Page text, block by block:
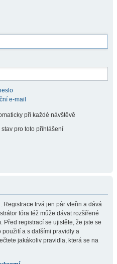
e-mail
při každé návštěvě
pro toto přihlášení
Registrace trvá jen pár vteřin a dává
fóra též může dávat rozšířené
Před registrací se ujistěte, že jste se
a s dalšími pravidly a
jakákoliv pravidla, která se na